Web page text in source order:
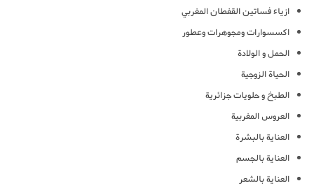
ازياء فساتين القفطان المغربي
اكسسوارات ومجوهرات وعطور
الحمل و الولادة
الحياة الزوجية
الطبخ و حلويات جزائرية
العروس المغربية
العناية بالبشرة
العناية بالجسم
العناية بالشعر